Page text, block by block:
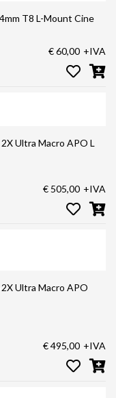
Laowa baionetta intercambiabile Pro2be 24mm T8 L-Mount Cine
€ 60,00 +IVA
€ 505,00 +IVA
€ 495,00 +IVA